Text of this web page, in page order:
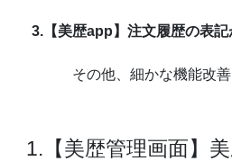
3.【美歴app】注文履歴の表記
その他、細かな機能改善
1.【美歴管理画面】